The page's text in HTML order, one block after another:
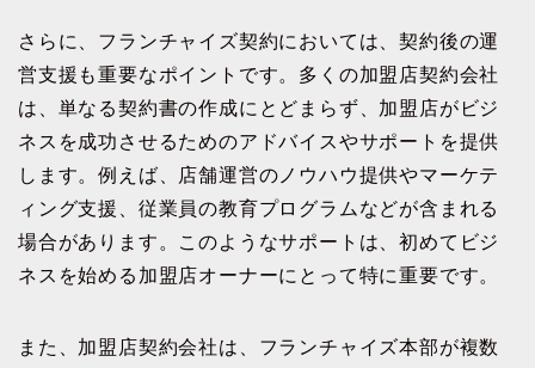
さらに、フランチャイズ契約においては、契約後の運
営支援も重要なポイントです。多くの加盟店契約会社
は、単なる契約書の作成にとどまらず、加盟店がビジ
ネスを成功させるためのアドバイスやサポートを提供
します。例えば、店舗運営のノウハウ提供やマーケテ
ィング支援、従業員の教育プログラムなどが含まれる
場合があります。このようなサポートは、初めてビジ
ネスを始める加盟店オーナーにとって特に重要です。
また、加盟店契約会社は、フランチャイズ本部が複数